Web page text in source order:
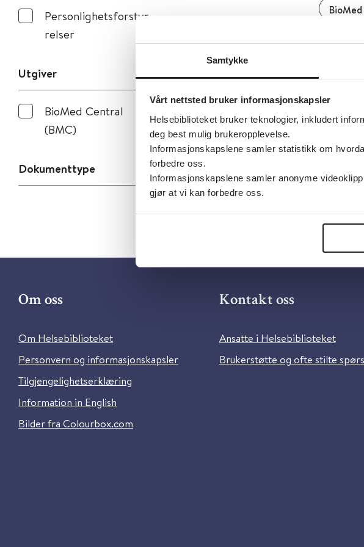
Samtykke
Vårt nettsted bruker informasjonskapsler
Helsebiblioteket bruker teknologier, inkludert
deg best mulig brukeropplevelse.
Informasjonskapslene samler statistikk om
forbedre oss.
Informasjonskapslene samler anonyme
gjør at vi kan forbedre oss.
Personlighetsforstyr
relser
Utgiver
BioMed Central
(BMC)
Dokumenttype
Detaljer
Om oss
Om Helsebiblioteket
Personvern og informasjonskapsler
Tilgjengelighetserklæring
Information in English
Bilder fra Colourbox.com
Kontakt oss
Ansatte i Helsebiblioteket
Brukerstøtte og ofte stilte